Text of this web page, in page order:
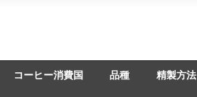
コーヒー消費国 品種 精製方法